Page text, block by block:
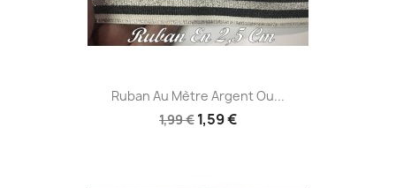
Ruban Au Mètre Argent Ou...
1,99 € 1,59 €